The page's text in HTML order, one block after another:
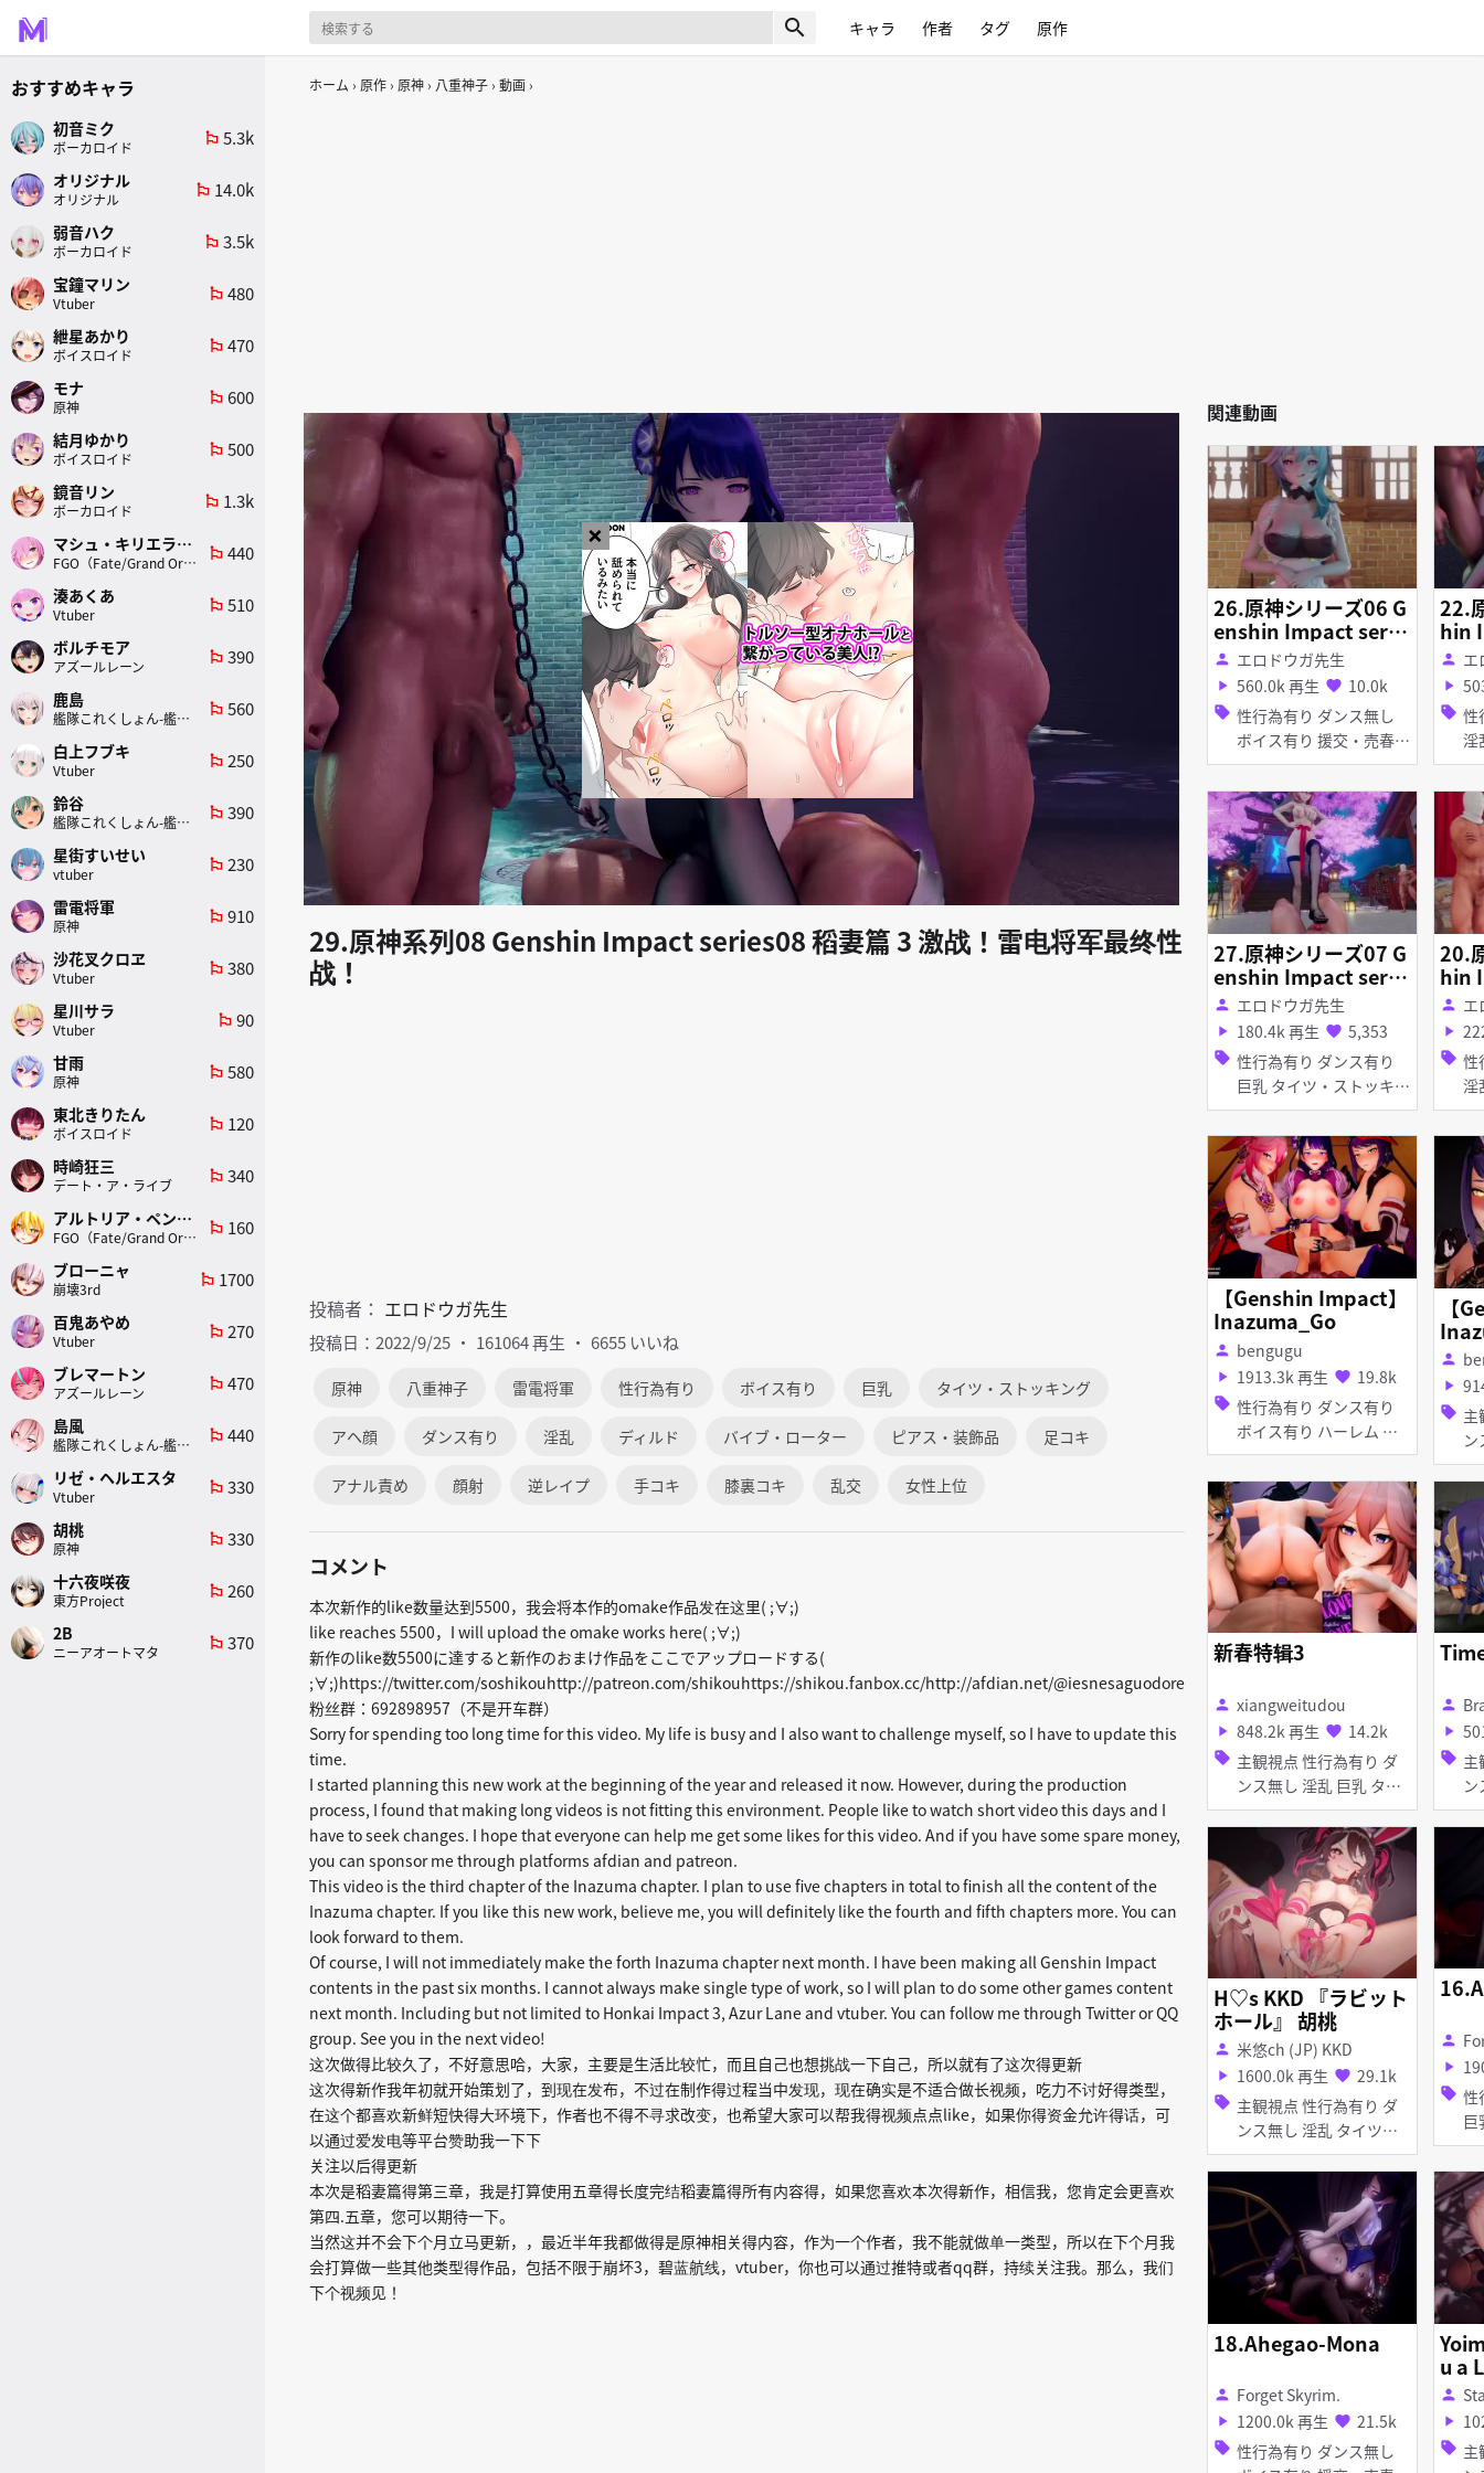
search キャラ 作者 タグ 原作
ホーム 原作 原神 八重神子 動画
play_arrow
×
29.原神系列08 Genshin Impact series08 稻妻篇 3 激战！雷电将军最终性
战！
投稿者： エロドウガ先生
投稿日：2022/9/25 161064 再生 6655 いいね
原神 八重神子 雷電将軍 性行為有り ボイス有り 巨乳 タイツ・ストッキング
アヘ顔 ダンス有り 淫乱 ディルド バイブ・ローター ピアス・装飾品 足コキ
アナル責め 顔射 逆レイプ 手コキ 膝裏コキ 乱交 女性上位
コメント
本次新作的like数量达到5500，我会将本作的omake作品发在这里( ;∀;)
like reaches 5500，I will upload the omake works here( ;∀;)
新作のlike数5500に達すると新作のおまけ作品をここでアップロードする(
;∀;)https://twitter.com/soshikouhttp://patreon.com/shikouhttps://shikou.fanbox.cc/http://afdian.net/@iesnesaguodore
粉丝群：692898957（不是开车群）
Sorry for spending too long time for this video. My life is busy and I also want to challenge myself, so I have to update this
time.
I started planning this new work at the beginning of the year and released it now. However, during the production
process, I found that making long videos is not fitting this environment. People like to watch short video this days and I
have to seek changes. I hope that everyone can help me get some likes for this video. And if you have some spare money,
you can sponsor me through platforms afdian and patreon.
This video is the third chapter of the Inazuma chapter. I plan to use five chapters in total to finish all the content of the
Inazuma chapter. If you like this new work, believe me, you will definitely like the fourth and fifth chapters more. You can
look forward to them.
Of course, I will not immediately make the forth Inazuma chapter next month. I have been making all Genshin Impact
contents in the past six months. I cannot always make single type of work, so I will plan to do some other games content
next month. Including but not limited to Honkai Impact 3, Azur Lane and vtuber. You can follow me through Twitter or QQ
group. See you in the next video!
这次做得比较久了，不好意思哈，大家，主要是生活比较忙，而且自己也想挑战一下自己，所以就有了这次得更新
这次得新作我年初就开始策划了，到现在发布，不过在制作得过程当中发现，现在确实是不适合做长视频，吃力不讨好得类型，
在这个都喜欢新鲜短快得大环境下，作者也不得不寻求改变，也希望大家可以帮我得视频点点like，如果你得资金允许得话，可
以通过爱发电等平台赞助我一下下
关注以后得更新
本次是稻妻篇得第三章，我是打算使用五章得长度完结稻妻篇得所有内容得，如果您喜欢本次得新作，相信我，您肯定会更喜欢
第四.五章，您可以期待一下。
当然这并不会下个月立马更新，，最近半年我都做得是原神相关得内容，作为一个作者，我不能就做单一类型，所以在下个月我
会打算做一些其他类型得作品，包括不限于崩坏3，碧蓝航线，vtuber，你也可以通过推特或者qq群，持续关注我。那么，我们
下个视频见！
関連動画
26.原神シリーズ06 G
enshin Impact serie
s06 ジン 後篇
person エロドウガ先生
play_arrow 560.0k 再生 favorite 10.0k
sell 性行為有り ダンス無し
ボイス有り 援交・売春
巨乳 乱交 タイツ・スト
ッキング 足コキ
22.
hin
person エ
play_arrow
sell 性行
淫乱 巨乳
27.原神シリーズ07 G
enshin Impact serie
s07 稻妻篇 2 旅人の
特訓！八重神子
person エロドウガ先生
play_arrow 180.4k 再生 favorite 5,353
sell 性行為有り ダンス有り
巨乳 タイツ・ストッキン
グ 足コキ 手コキ フェラ
極楽浄土 ボイス有り
20.原
hin
芭
person エ
play_arrow
sell 性行
淫乱 痴女・
ス
【Genshin Impact】
Inazuma_Go
person bengugu
play_arrow 1913.3k 再生 favorite 19.8k
sell 性行為有り ダンス有り
ボイス有り ハーレム 異
種姦 巨乳 口内射精 種付
けプレス ディープスロー
ト 手コキ パイズリ フェ
ラ 妊娠・ボテ腹
【
person
play_arrow
sell 主観
ンス
理やり
浴衣 お漏
ー
イズリ
上
新春特辑3
person xiangweitudou
play_arrow 848.2k 再生 favorite 14.2k
sell 主観視点 性行為有り ダ
ンス無し 淫乱 巨乳 タイ
ツ・ストッキング メガネ
アヘ顔 ボイス有り
person
play_arrow
sell 主観
ンス
禁 催眠・洗脳 調教・開
発 誘拐 陵辱 無理やり 異
アス
アヘ顔
拘束
レス
フ
H♡s KKD 『ラビット
ホール』 胡桃
person 米悠ch (JP) KKD
play_arrow 1600.0k 再生 favorite 29.1k
sell 主観視点 性行為有り ダ
ンス無し 淫乱 タイツ・
ストッキング バニーガー
ル
person
play_arrow
sell 性行
18.Ahegao-Mona
person Forget Skyrim.
play_arrow 1200.0k 再生 favorite 21.5k
sell 性行為有り ダンス無し
u a
person
play_arrow
sell 主観
おすすめキャラ
初音ミク
ボーカロイド
emoji_flags 5.3k
オリジナル
オリジナル
emoji_flags 14.0k
弱音ハク
ボーカロイド
emoji_flags 3.5k
宝鐘マリン
Vtuber
emoji_flags 480
紲星あかり
ボイスロイド
emoji_flags 470
モナ
原神
emoji_flags 600
結月ゆかり
ボイスロイド
emoji_flags 500
鏡音リン
ボーカロイド
emoji_flags 1.3k
マシュ・キリエライト
FGO（Fate/Grand Order）
emoji_flags 440
湊あくあ
Vtuber
emoji_flags 510
ボルチモア
アズールレーン
emoji_flags 390
鹿島
艦隊これくしょん-艦これ-
emoji_flags 560
白上フブキ
Vtuber
emoji_flags 250
鈴谷
艦隊これくしょん-艦これ-
emoji_flags 390
星街すいせい
vtuber
emoji_flags 230
雷電将軍
原神
emoji_flags 910
沙花叉クロヱ
Vtuber
emoji_flags 380
星川サラ
Vtuber
emoji_flags 90
甘雨
原神
emoji_flags 580
東北きりたん
ボイスロイド
emoji_flags 120
時崎狂三
デート・ア・ライブ
emoji_flags 340
アルトリア・ペンドラゴン(ランサー)
FGO（Fate/Grand Order）
emoji_flags 160
ブローニャ
崩壊3rd
emoji_flags 1700
百鬼あやめ
Vtuber
emoji_flags 270
ブレマートン
アズールレーン
emoji_flags 470
島風
艦隊これくしょん-艦これ-
emoji_flags 440
リゼ・ヘルエスタ
Vtuber
emoji_flags 330
胡桃
原神
emoji_flags 330
十六夜咲夜
東方Project
emoji_flags 260
2B
ニーアオートマタ
emoji_flags 370